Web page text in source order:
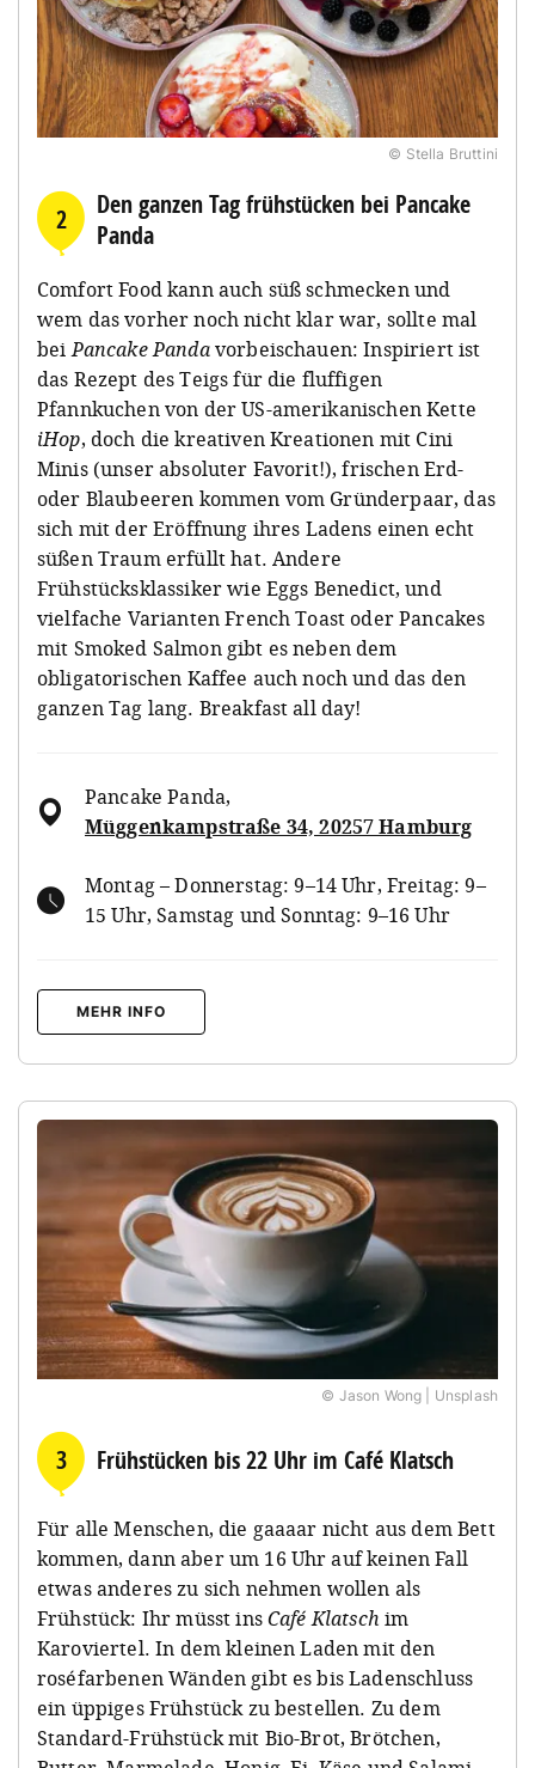
© Stella Bruttini
2
Den ganzen Tag frühstücken bei Pancake
Panda
Comfort Food kann auch süß schmecken und
wem das vorher noch nicht klar war, sollte mal
beiPancake Pandavorbeischauen: Inspiriert ist
das Rezept des Teigs für die fluffigen
Pfannkuchen von der US-amerikanischen Kette
iHop, doch die kreativen Kreationen mit Cini
Minis (unser absoluter Favorit!), frischen Erd-
oder Blaubeeren kommen vom Gründerpaar, das
sich mit der Eröffnung ihres Ladens einen echt
süßen Traum erfüllt hat. Andere
Frühstücksklassiker wie Eggs Benedict, und
vielfache Varianten French Toast oder Pancakes
mit Smoked Salmon gibt es neben dem
obligatorischen Kaffee auch noch und das den
ganzen Tag lang. Breakfast all day!
Pancake Panda,
Müggenkampstraße 34, 20257 Hamburg
Montag – Donnerstag: 9–14 Uhr, Freitag: 9–
15 Uhr, Samstag und Sonntag: 9–16 Uhr
MEHR INFO
© Jason Wong | Unsplash
3 Frühstücken bis 22 Uhr im Café Klatsch
Für alle Menschen, die gaaaar nicht aus dem Bett
kommen, dann aber um 16 Uhr auf keinen Fall
etwas anderes zu sich nehmen wollen als
Frühstück: Ihr müsst insCafé Klatsch im
Karoviertel. In dem kleinen Laden mit den
roséfarbenen Wänden gibt es bis Ladenschluss
ein üppiges Frühstück zu bestellen. Zu dem
Standard-Frühstück mit Bio-Brot, Brötchen,